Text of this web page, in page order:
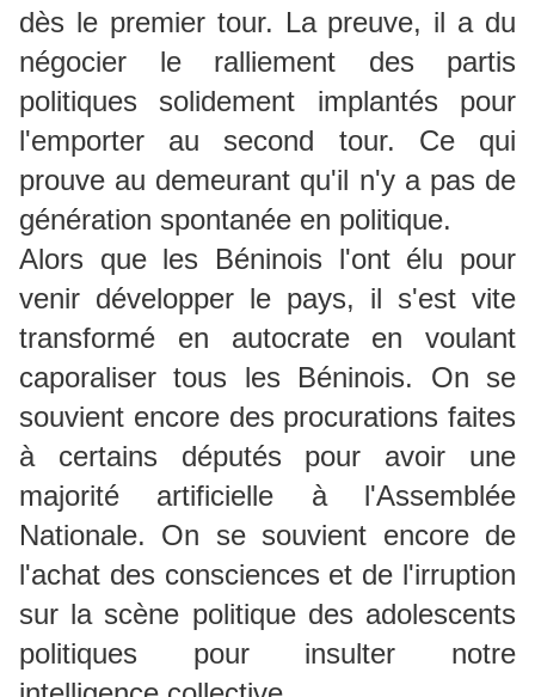
dès le premier tour. La preuve, il a du
négocier le ralliement des partis
politiques solidement implantés pour
l'emporter au second tour. Ce qui
prouve au demeurant qu'il n'y a pas de
génération spontanée en politique.
Alors que les Béninois l'ont élu pour
venir développer le pays, il s'est vite
transformé en autocrate en voulant
caporaliser tous les Béninois. On se
souvient encore des procurations faites
à certains députés pour avoir une
majorité artificielle à l'Assemblée
Nationale. On se souvient encore de
l'achat des consciences et de l'irruption
sur la scène politique des adolescents
politiques pour insulter notre